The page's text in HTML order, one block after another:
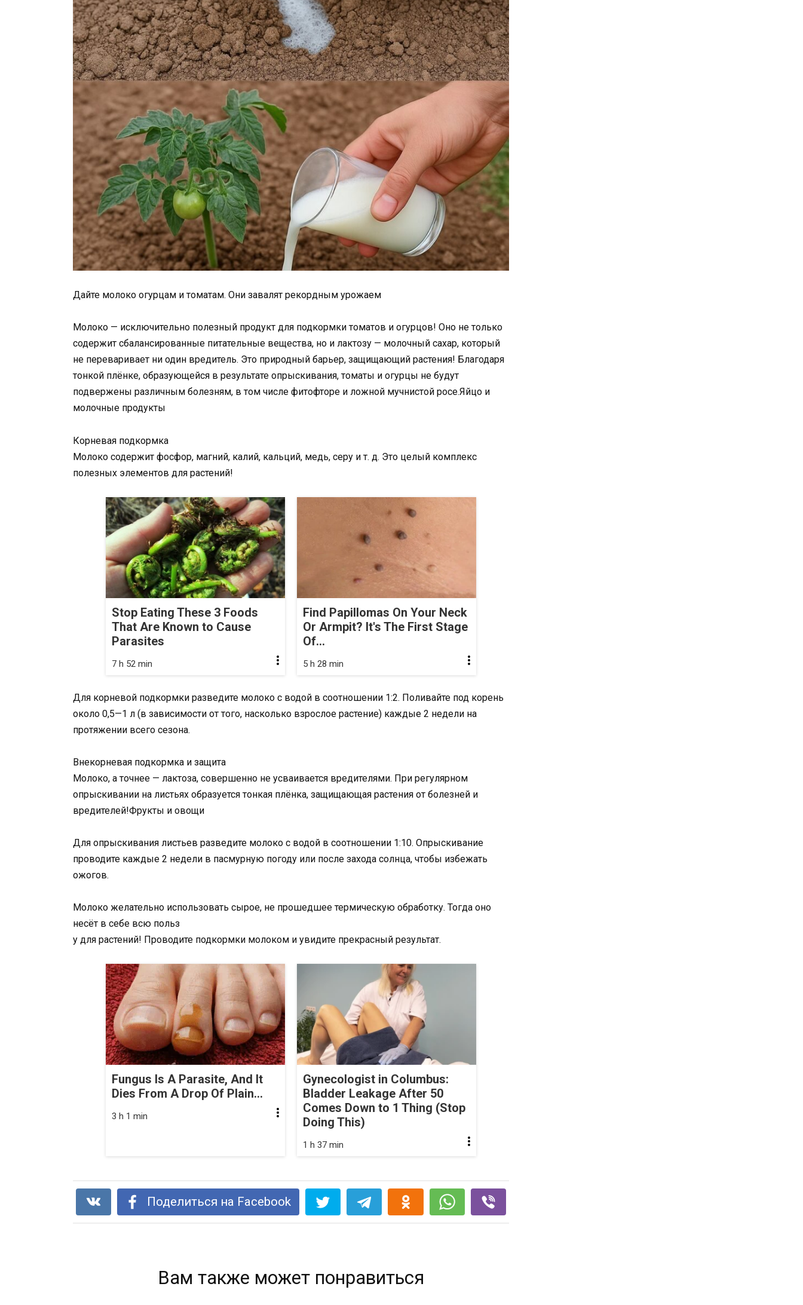
Дайте молоко огурцам и томатам. Они завалят рекордным урожаем
Молоко — исключительно полезный продукт для подкормки томатов и огурцов! Оно не только
содержит сбалансированные питательные вещества, но и лактозу — молочный сахар, который
не переваривает ни один вредитель. Это природный барьер, защищающий растения! Благодаря
тонкой плёнке, образующейся в результате опрыскивания, томаты и огурцы не будут
подвержены различным болезням, в том числе фитофторе и ложной мучнистой росе.Яйцо и
молочные продукты
Корневая подкормка
Молоко содержит фосфор, магний, калий, кальций, медь, серу и т. д. Это целый комплекс
полезных элементов для растений!
Stop Eating These 3 Foods
That Are Known to Cause
Parasites
7 h 52 min
Find Papillomas On Your Neck
Or Armpit? It's The First Stage
Of...
5 h 28 min
Для корневой подкормки разведите молоко с водой в соотношении 1:2. Поливайте под корень
около 0,5—1 л (в зависимости от того, насколько взрослое растение) каждые 2 недели на
протяжении всего сезона.
Внекорневая подкормка и защита
Молоко, а точнее — лактоза, совершенно не усваивается вредителями. При регулярном
опрыскивании на листьях образуется тонкая плёнка, защищающая растения от болезней и
вредителей!Фрукты и овощи
Для опрыскивания листьев разведите молоко с водой в соотношении 1:10. Опрыскивание
проводите каждые 2 недели в пасмурную погоду или после захода солнца, чтобы избежать
ожогов.
Молоко желательно использовать сырое, не прошедшее термическую обработку. Тогда оно
несёт в себе всю польз
у для растений! Проводите подкормки молоком и увидите прекрасный результат.
Fungus Is A Parasite, And It
Dies From A Drop Of Plain...
3 h 1 min
Gynecologist in Columbus:
Bladder Leakage After 50
Comes Down to 1 Thing (Stop
Doing This)
1 h 37 min
Поделиться на Facebook
Вам также может понравиться